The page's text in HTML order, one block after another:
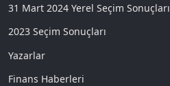
31 Mart 2024 Yerel Seçim Sonuçları
2023 Seçim Sonuçları
Yazarlar
Finans Haberleri